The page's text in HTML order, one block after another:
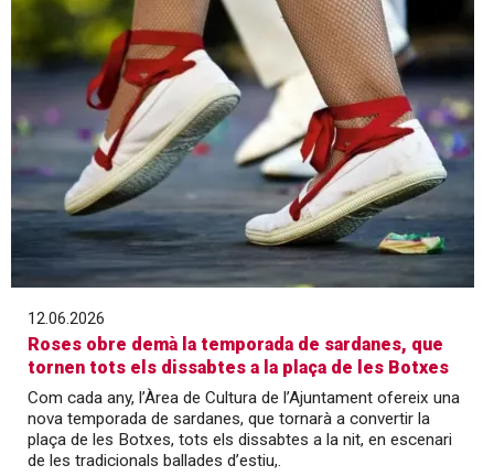
12.06.2026
Roses obre demà la temporada de sardanes, que
tornen tots els dissabtes a la plaça de les Botxes
Com cada any, l’Àrea de Cultura de l’Ajuntament ofereix una
nova temporada de sardanes, que tornarà a convertir la
plaça de les Botxes, tots els dissabtes a la nit, en escenari
de les tradicionals ballades d’estiu,.